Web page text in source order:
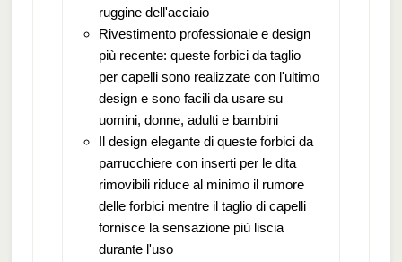
ruggine dell'acciaio
Rivestimento professionale e design
più recente: queste forbici da taglio
per capelli sono realizzate con l'ultimo
design e sono facili da usare su
uomini, donne, adulti e bambini
Il design elegante di queste forbici da
parrucchiere con inserti per le dita
rimovibili riduce al minimo il rumore
delle forbici mentre il taglio di capelli
fornisce la sensazione più liscia
durante l'uso